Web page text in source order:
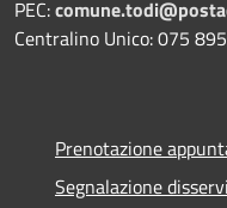
PEC:
Centralino Unico: 075
Prenotazione
Segnalazione